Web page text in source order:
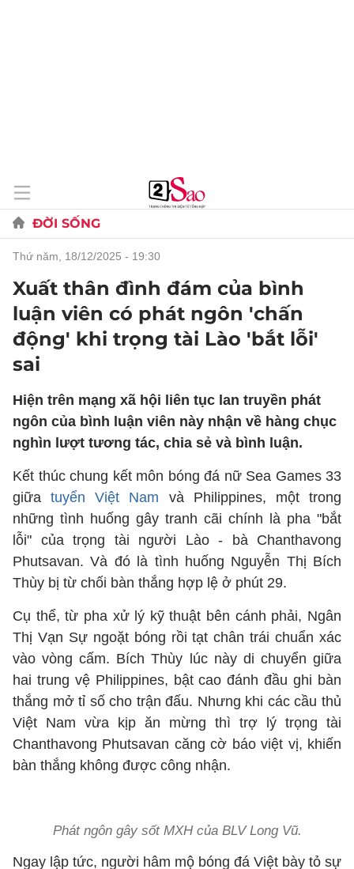
ĐỜI SỐNG
thứ năm, 18/12/2025 - 19:30
Xuất thân đình đám của bình
luận viên có phát ngôn 'chấn
động' khi trọng tài Lào 'bắt lỗi'
sai
Hiện trên mạng xã hội liên tục lan truyền phát
ngôn của bình luận viên này nhận về hàng chục
nghìn lượt tương tác, chia sẻ và bình luận.
Kết thúc chung kết môn bóng đá nữ Sea Games 33
giữatuyển Việt Nam và Philippines, một trong
những tình huống gây tranh cãi chính là pha "bắt
lỗi" của trọng tài người Lào - bà Chanthavong
Phutsavan. Và đó là tình huống Nguyễn Thị Bích
Thùy bị từ chối bàn thắng hợp lệ ở phút 29.
Cụ thể, từ pha xử lý kỹ thuật bên cánh phải, Ngân
Thị Vạn Sự ngoặt bóng rồi tạt chân trái chuẩn xác
vào vòng cấm. Bích Thùy lúc này di chuyển giữa
hai trung vệ Philippines, bật cao đánh đầu ghi bàn
thắng mở tỉ số cho trận đấu. Nhưng khi các cầu thủ
Việt Nam vừa kịp ăn mừng thì trợ lý trọng tài
Chanthavong Phutsavan căng cờ báo việt vị, khiến
bàn thắng không được công nhận.
Phát ngôn gây sốt MXH của BLV Long Vũ.
Ngay lập tức, người hâm mộ bóng đá Việt bày tỏ sự